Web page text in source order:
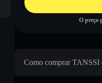
O preço
Como comprar TANSSI